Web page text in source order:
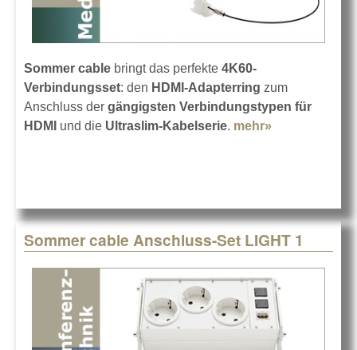
Sommer cable bringt das perfekte 4K60-
Verbindungsset: den HDMI-Adapterring zum
Anschluss der gängigsten Verbindungstypen für
HDMI
und die Ultraslim-Kabelserie. mehr»
Sommer cable Anschluss-Set LIGHT 1